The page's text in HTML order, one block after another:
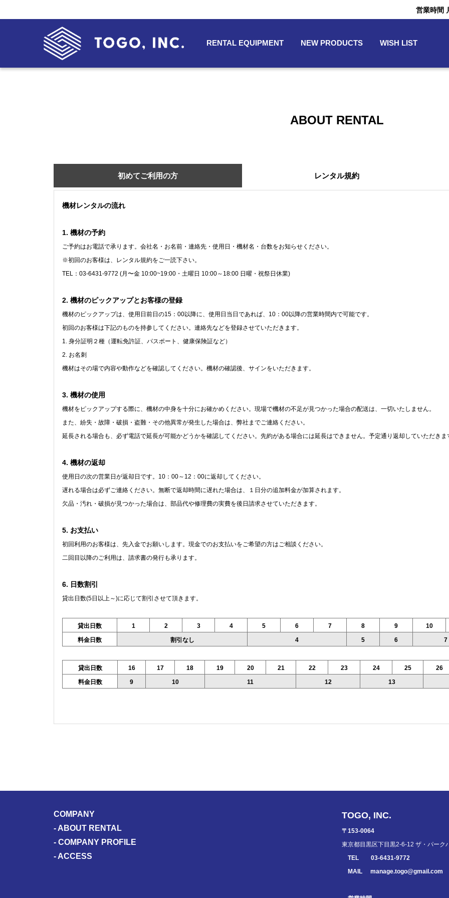
営業時間
RENTAL EQUIPMENT NEW PRODUCTS WISH LIST
ABOUT RENTAL
初めてご利用の方 レンタル規約
機材レンタルの流れ
1. 機材の予約
ご予約はお電話で承ります。会社名・お名前・連絡先・使用日・機材名・台数をお知らせください。
※初回のお客様は、レンタル規約をご一読下さい。
TEL：03-6431-9772 (月〜金 10:00~19:00・土曜日 10:00～18:00 日曜・祝祭日休業)
2. 機材のピックアップとお客様の登録
機材のピックアップは、使用日前日の15：00以降に、使用日当日であれば、10：00以降の営業時間内で可能です。
初回のお客様は下記のものを持参してください。連絡先などを登録させていただきます。
1. 身分証明２種（運転免許証、パスポート、健康保険証など）
2. お名刺
機材はその場で内容や動作などを確認してください。機材の確認後、サインをいただきます。
3. 機材の使用
機材をピックアップする際に、機材の中身を十分にお確かめください。現場で機材の不足が見つかった場合の配送は、一切いたしません。
また、紛失・故障・破損・盗難・その他異常が発生した場合は、弊社までご連絡ください。
延長される場合も、必ず電話で延長が可能かどうかを確認してください。先約がある場合には延長はできません。予定通り返却していただきま
4. 機材の返却
使用日の次の営業日が返却日です。10：00～12：00に返却してください。
遅れる場合は必ずご連絡ください。無断で返却時間に遅れた場合は、１日分の追加料金が加算されます。
欠品・汚れ・破損が見つかった場合は、部品代や修理費の実費を後日請求させていただきます。
5. お支払い
初回利用のお客様は、先入金でお願いします。現金でのお支払いをご希望の方はご相談ください。
二回目以降のご利用は、請求書の発行も承ります。
6. 日数割引
貸出日数(5日以上～)に応じて割引させて頂きます。
貸出日数 1 2 3 4 5 6 7 8 9
10
料金日数
割引なし 4 5 6 7
貸出日数 16 17 18 19 20 21 22 23 24 25
26
料金日数
9 10 11 12 13
COMPANY
- ABOUT RENTAL
- COMPANY PROFILE
- ACCESS
TOGO, INC.
〒153-0064
東京都目黒区下目黒2-6-12 ザ・パーク
TEL 03-6431-9772
MAIL
manage.togo@gmail.com